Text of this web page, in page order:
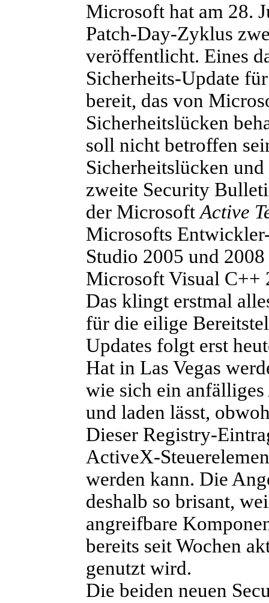
Microsoft hat am 28.
Patch-Day-Zyklus
veröffentlicht. Eines
Sicherheits-Update
bereit, das von
Sicherheitslücken
soll nicht betroffen
Sicherheitslücken
zweite Security
der MicrosoftActive
Microsofts
Studio 2005 und
Microsoft Visual C++
Das klingt erstmal
für die eilige
Updates folgt erst
Hat in Las Vegas
wie sich ein
und laden lässt,
Dieser Registry-
ActiveX-
werden kann. Die
deshalb so brisant,
angreifbare
bereits seit Wochen
genutzt wird.
Die beiden neuen